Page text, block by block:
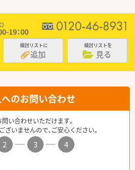
検討リストに
追加
検討リストを
見る
のお問い合わせ
い合わせいただけます。
いませんので、ご安心ください。
2 3
4